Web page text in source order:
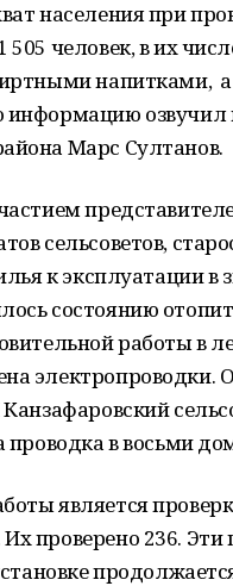
населения при
человек, в их
напитками,
озвучил
Марс Султанов.
сельсоветов,
к эксплуатации в
состоянию
работы в
электропроводки.
в восьми
является
проверено 236.